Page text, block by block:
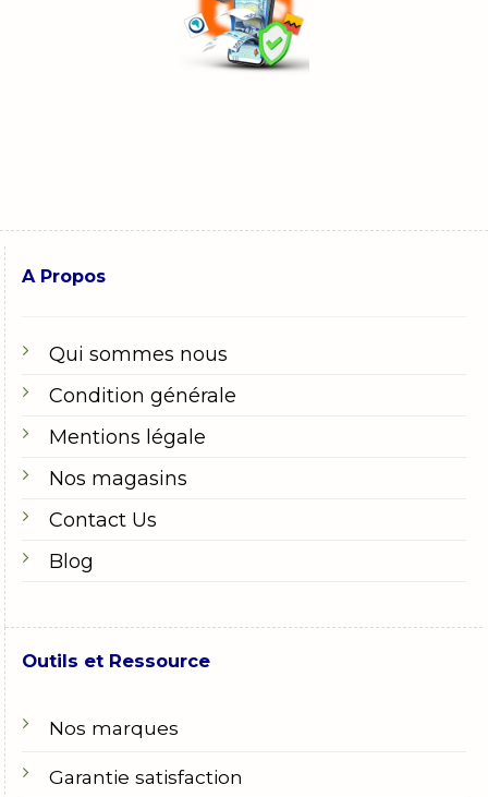
A Propos
Qui sommes nous
Condition générale
Mentions légale
Nos magasins
Contact Us
Blog
Outils et Ressource
Nos marques
Garantie satisfaction